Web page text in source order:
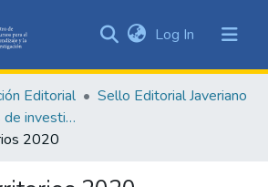
&
Collections
Statistics
Log In (current)
Editorial
Sello Editorial Javeriano
Editorial - Libros de investigación
2020